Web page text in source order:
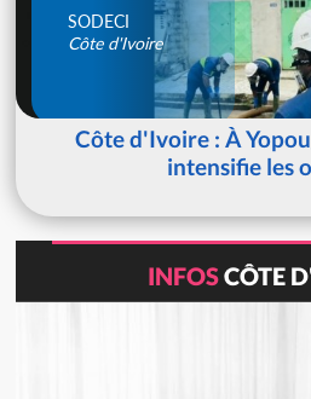
SODECI
Côte d'Ivoire
Côte d'Ivoire : À
intensifie les
INFOSCÔTE